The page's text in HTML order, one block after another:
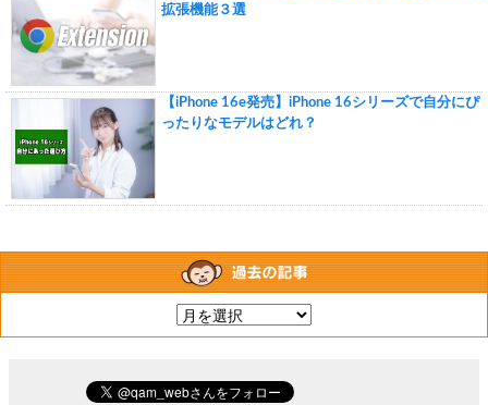
拡張機能３選
【iPhone 16e発売】iPhone 16シリーズで自分にぴ
ったりなモデルはどれ？